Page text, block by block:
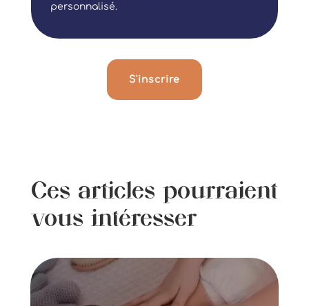
personnalisé.
S'inscrire
Ces articles pourraient
vous intéresser